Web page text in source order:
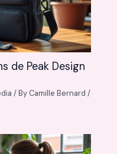
de Peak Design
/ By Camille Bernard/